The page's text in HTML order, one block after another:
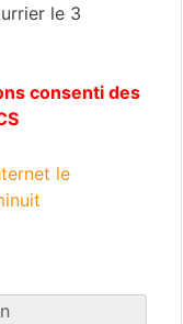
le 3
consenti des
le